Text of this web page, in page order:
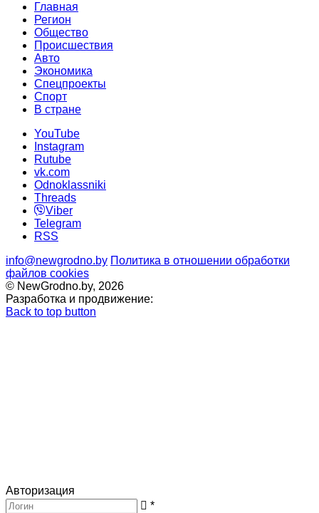
Главная
Регион
Общество
Происшествия
Авто
Экономика
Спецпроекты
Cпорт
В стране
YouTube
Instagram
Rutube
vk.com
Odnoklassniki
Threads
Viber
Telegram
RSS
info@newgrodno.by Политика в отношении обработки
файлов cookies
© NewGrodno.by, 2026
Разработка и продвижение:
Back to top button
Авторизация
*